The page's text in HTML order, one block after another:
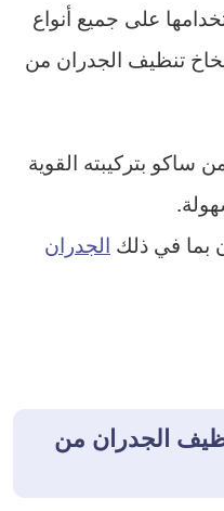
على جميع أنواع
تنظيف الجدران من
ساكو بتركيبته القوية
بما في ذلك الجدران
الجدران من